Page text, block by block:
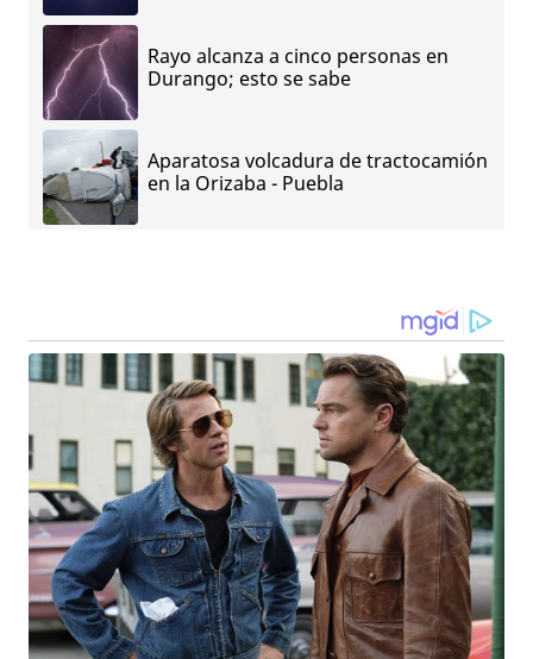
Rayo alcanza a cinco personas en
Durango; esto se sabe
Aparatosa volcadura de tractocamión
en la Orizaba - Puebla